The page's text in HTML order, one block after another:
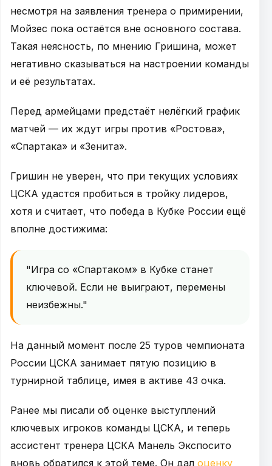
несмотря на заявления тренера о примирении,
Мойзес пока остаётся вне основного состава.
Такая неясность, по мнению Гришина, может
негативно сказываться на настроении команды
и её результатах.
Перед армейцами предстаёт нелёгкий график
матчей — их ждут игры против «Ростова»,
«Спартака» и «Зенита».
Гришин не уверен, что при текущих условиях
ЦСКА удастся пробиться в тройку лидеров,
хотя и считает, что победа в Кубке России ещё
вполне достижима:
"Игра со «Спартаком» в Кубке станет
ключевой. Если не выиграют, перемены
неизбежны."
На данный момент после 25 туров чемпионата
России ЦСКА занимает пятую позицию в
турнирной таблице, имея в активе 43 очка.
Ранее мы писали об оценке выступлений
ключевых игроков команды ЦСКА, и теперь
ассистент тренера ЦСКА Манель Экспосито
вновь обратился к этой теме. Он дал оценку